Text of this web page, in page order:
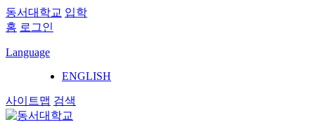
동서대학교 입학
홈 로그인
Language
ENGLISH
사이트맵 검색